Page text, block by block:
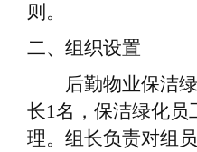
则。
二、组织设置
后勤物业保洁
长1名，保洁绿化员
理。组长负责对组